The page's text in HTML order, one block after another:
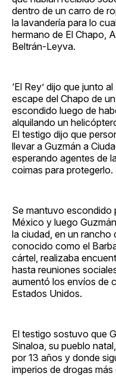
dentro de un carro de
la lavandería para lo
hermano de El Chapo,
Beltrán-Leyva.
‘El Rey’ dijo que junto
escape del Chapo de
escondido luego de
alquilando un
El testigo dijo que
llevar a Guzmán a
esperando agentes de
coimas para protegerlo.
Se mantuvo escondido
México y luego
la ciudad, en un rancho
conocido como el
cártel, realizaba
hasta reuniones
aumentó los envíos de
Estados Unidos.
El testigo sostuvo que
Sinaloa, su pueblo
por 13 años y donde
imperios de drogas